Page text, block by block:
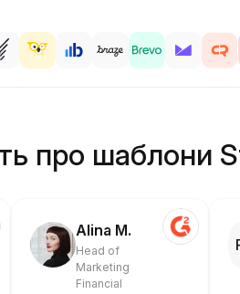
про шаблони
Alina M.
Head of
Marketing
Financial